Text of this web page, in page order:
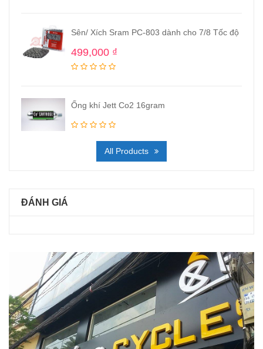
Sên/ Xích Sram PC-803 dành cho 7/8 Tốc độ
499,000 ₫
Ống khí Jett Co2 16gram
All Products
ĐÁNH GIÁ